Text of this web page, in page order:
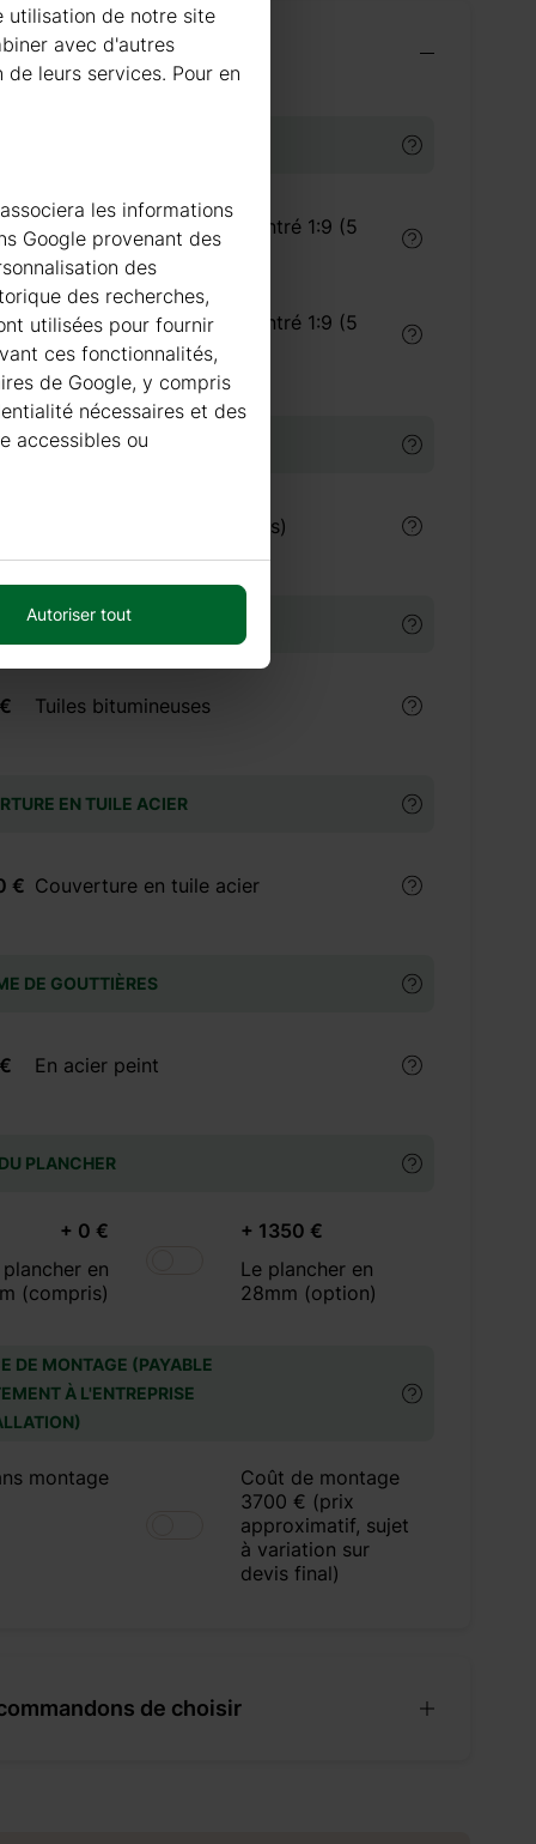
indispensables
Traitement du bois concentré 1:9 (5
litres) intérieur
Traitement du bois concentré 1:9 (5
litres) extérieur
Peinture Villa Akva (9 litres)
BITUMINEUSES
Tuiles bitumineuses
EN TUILE ACIER
€ Couverture en tuile acier
DE GOUTTIÈRES
En acier peint
PLANCHER
+ 0 €
plancher en
(compris)
+ 1350 €
Le plancher en
28mm (option)
DE MONTAGE (PAYABLE
À L'ENTREPRISE
montage
Coût de montage
3700 € (prix
approximatif, sujet
à variation sur
devis final)
de choisir
utilisation de notre site
avec d'autres
leurs services. Pour en
les informations
Google provenant des
des
des recherches,
utilisées pour fournir
ces fonctionnalités,
de Google, y compris
nécessaires et des
accessibles ou
Autoriser tout